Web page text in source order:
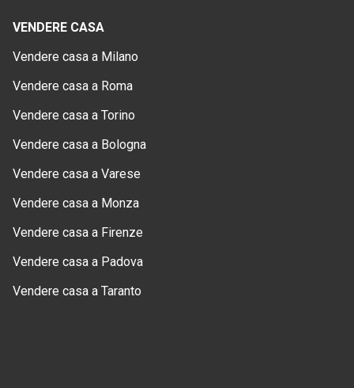
VENDERE CASA
Vendere casa a Milano
Vendere casa a Roma
Vendere casa a Torino
Vendere casa a Bologna
Vendere casa a Varese
Vendere casa a Monza
Vendere casa a Firenze
Vendere casa a Padova
Vendere casa a Taranto